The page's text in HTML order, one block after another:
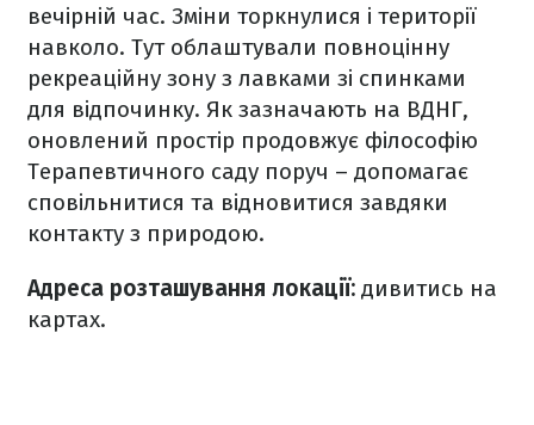
вечірній час. Зміни торкнулися і території
навколо. Тут облаштували повноцінну
рекреаційну зону з лавками зі спинками
для відпочинку. Як зазначають на ВДНГ,
оновлений простір продовжує філософію
Терапевтичного саду поруч – допомагає
сповільнитися та відновитися завдяки
контакту з природою.
Адреса розташування локації: дивитись на
картах.